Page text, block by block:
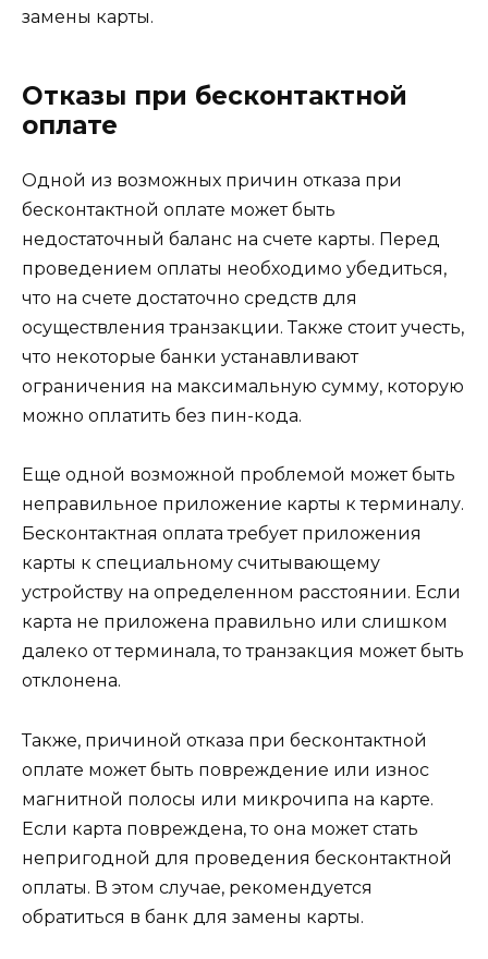
замены карты.
Отказы при бесконтактной
оплате
Одной из возможных причин отказа при
бесконтактной оплате может быть
недостаточный баланс на счете карты. Перед
проведением оплаты необходимо убедиться,
что на счете достаточно средств для
осуществления транзакции. Также стоит учесть,
что некоторые банки устанавливают
ограничения на максимальную сумму, которую
можно оплатить без пин-кода.
Еще одной возможной проблемой может быть
неправильное приложение карты к терминалу.
Бесконтактная оплата требует приложения
карты к специальному считывающему
устройству на определенном расстоянии. Если
карта не приложена правильно или слишком
далеко от терминала, то транзакция может быть
отклонена.
Также, причиной отказа при бесконтактной
оплате может быть повреждение или износ
магнитной полосы или микрочипа на карте.
Если карта повреждена, то она может стать
непригодной для проведения бесконтактной
оплаты. В этом случае, рекомендуется
обратиться в банк для замены карты.